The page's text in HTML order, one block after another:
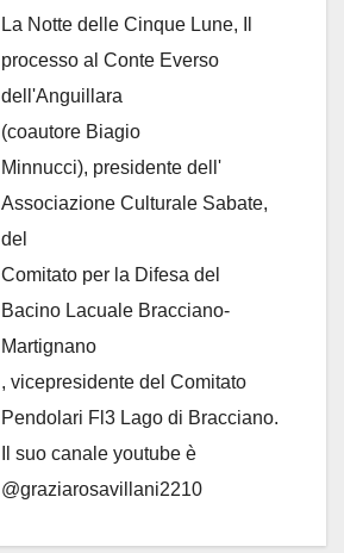
La Notte delle Cinque Lune, Il
processo al Conte Everso
dell'Anguillara
(coautore Biagio
Minnucci), presidente dell'
Associazione Culturale Sabate,
del
Comitato per la Difesa del
Bacino Lacuale Bracciano-
Martignano
, vicepresidente del Comitato
Pendolari Fl3 Lago di Bracciano.
Il suo canale youtube è
@graziarosavillani2210